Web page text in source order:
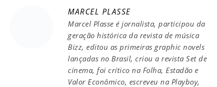
MARCEL PLASSE
Marcel Plasse é jornalista, participou da
geração histórica da revista de música
Bizz, editou as primeiras graphic novels
lançadas no Brasil, criou a revista Set de
cinema, foi crítico na Folha, Estadão e
Valor Econômico, escreveu na Playboy,